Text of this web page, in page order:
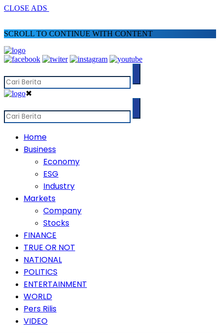
CLOSE ADS
SCROLL TO CONTINUE WITH CONTENT
✖
Home
Business
Economy
ESG
Industry
Markets
Company
Stocks
FINANCE
TRUE OR NOT
NATIONAL
POLITICS
ENTERTAINMENT
WORLD
Pers Rilis
VIDEO